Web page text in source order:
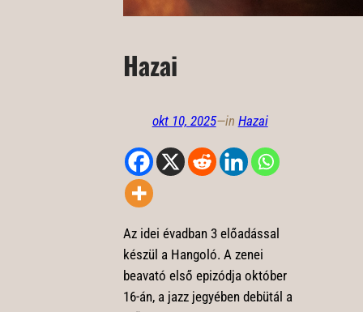
Hazai
okt 10, 2025—in Hazai
Az idei évadban 3 előadással
készül a Hangoló. A zenei
beavató első epizódja október
16-án, a jazz jegyében debütál a